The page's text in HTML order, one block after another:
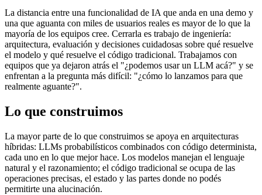
La distancia entre una funcionalidad de IA que anda en una demo y
una que aguanta con miles de usuarios reales es mayor de lo que la
mayoría de los equipos cree. Cerrarla es trabajo de ingeniería:
arquitectura, evaluación y decisiones cuidadosas sobre qué resuelve
el modelo y qué resuelve el código tradicional. Trabajamos con
equipos que ya dejaron atrás el "¿podemos usar un LLM acá?" y se
enfrentan a la pregunta más difícil: "¿cómo lo lanzamos para que
realmente aguante?".
Lo que construimos
La mayor parte de lo que construimos se apoya en arquitecturas
híbridas: LLMs probabilísticos combinados con código determinista,
cada uno en lo que mejor hace. Los modelos manejan el lenguaje
natural y el razonamiento; el código tradicional se ocupa de las
operaciones precisas, el estado y las partes donde no podés
permitirte una alucinación.